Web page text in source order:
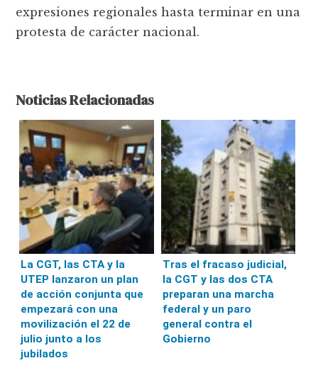
expresiones regionales hasta terminar en una
protesta de carácter nacional.
Noticias Relacionadas
La CGT, las CTA y la
UTEP lanzaron un plan
de acción conjunta que
empezará con una
movilización el 22 de
julio junto a los
jubilados
Tras el fracaso judicial,
la CGT y las dos CTA
preparan una marcha
federal y un paro
general contra el
Gobierno